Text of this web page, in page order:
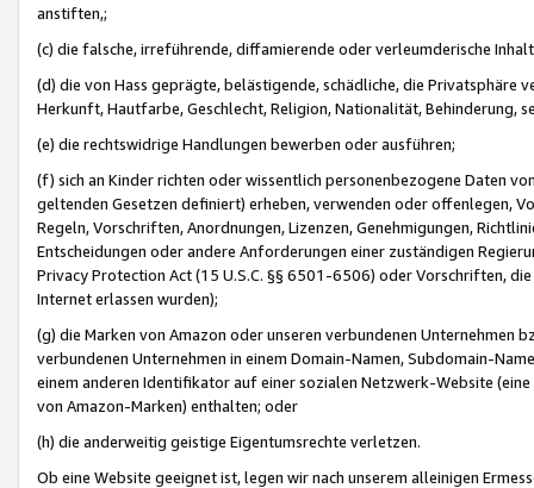
anstiften,;
(c) die falsche, irreführende, diffamierende oder verleumderische
(d) die von Hass geprägte, belästigende, schädliche, die Privatsphäre
Herkunft, Hautfarbe, Geschlecht, Religion, Nationalität, Behinderung,
(e) die rechtswidrige Handlungen bewerben oder ausführen;
(f) sich an Kinder richten oder wissentlich personenbezogene Daten
geltenden Gesetzen definiert) erheben, verwenden oder offenlegen,
Regeln, Vorschriften, Anordnungen, Lizenzen, Genehmigungen,
Entscheidungen oder andere Anforderungen einer zuständigen
Privacy Protection Act (15 U.S.C. §§ 6501-6506) oder Vorschriften,
Internet erlassen wurden);
(g) die Marken von Amazon oder unseren verbundenen Unternehmen
verbundenen Unternehmen in einem Domain-Namen, Subdomain-
einem anderen Identifikator auf einer sozialen Netzwerk-Website
von Amazon-Marken) enthalten; oder
(h) die anderweitig geistige Eigentumsrechte verletzen.
Ob eine Website geeignet ist, legen wir nach unserem alleinigen